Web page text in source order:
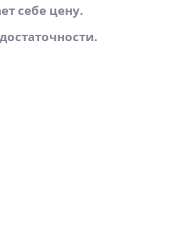
себе цену.